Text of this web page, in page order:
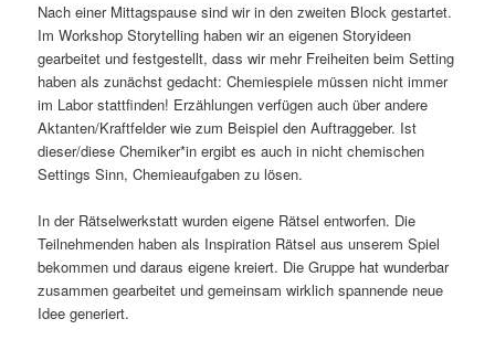
Nach einer Mittagspause sind wir in den zweiten Block gestartet.
Im Workshop Storytelling haben wir an eigenen Storyideen
gearbeitet und festgestellt, dass wir mehr Freiheiten beim Setting
haben als zunächst gedacht: Chemiespiele müssen nicht immer
im Labor stattfinden! Erzählungen verfügen auch über andere
Aktanten/Kraftfelder wie zum Beispiel den Auftraggeber. Ist
dieser/diese Chemiker*in ergibt es auch in nicht chemischen
Settings Sinn, Chemieaufgaben zu lösen.
In der Rätselwerkstatt wurden eigene Rätsel entworfen. Die
Teilnehmenden haben als Inspiration Rätsel aus unserem Spiel
bekommen und daraus eigene kreiert. Die Gruppe hat wunderbar
zusammen gearbeitet und gemeinsam wirklich spannende neue
Idee generiert.